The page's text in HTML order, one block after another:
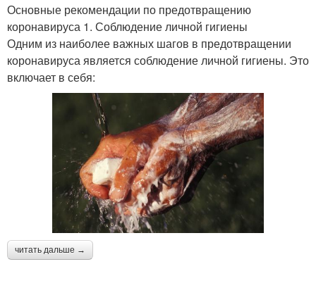
Основные рекомендации по предотвращению
коронавируса 1. Соблюдение личной гигиены
Одним из наиболее важных шагов в предотвращении
коронавируса является соблюдение личной гигиены. Это
включает в себя:
читать дальше →